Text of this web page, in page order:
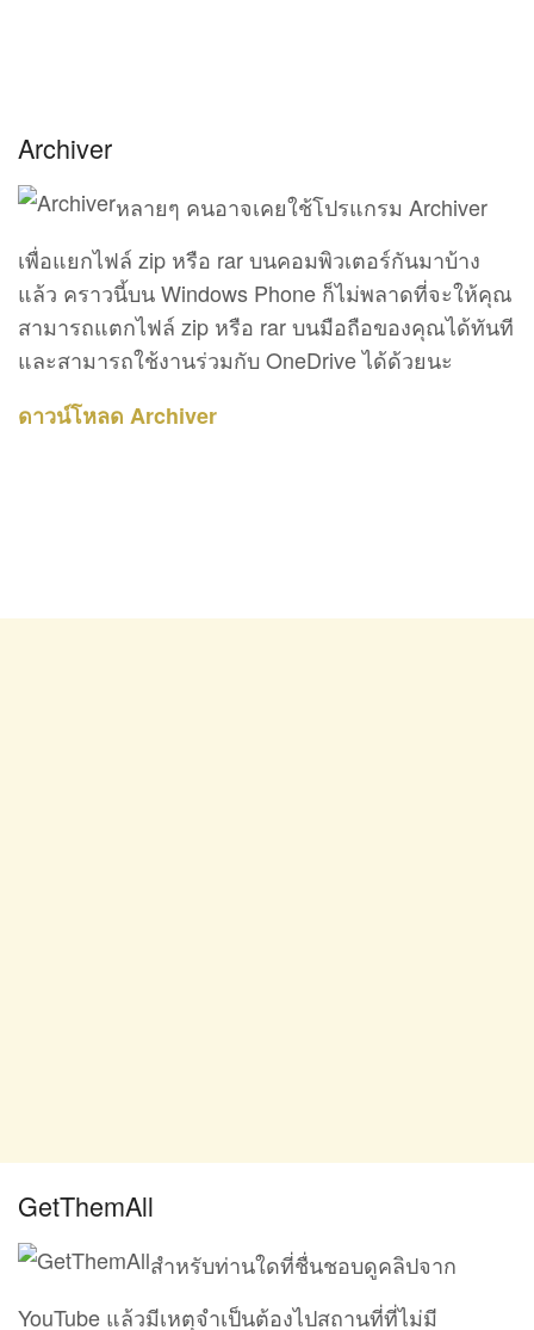
Archiver
หลายๆ คนอาจเคยใช้โปรแกรม Archiver
เพื่อแยกไฟล์ zip หรือ rar บนคอมพิวเตอร์กันมาบ้าง
แล้ว คราวนี้บน Windows Phone ก็ไม่พลาดที่จะให้คุณ
สามารถแตกไฟล์ zip หรือ rar บนมือถือของคุณได้ทันที
และสามารถใช้งานร่วมกับ OneDrive ได้ด้วยนะ
ดาวน์โหลด Archiver
GetThemAll
สำหรับท่านใดที่ชื่นชอบดูคลิปจาก
YouTube แล้วมีเหตุจำเป็นต้องไปสถานที่ที่ไม่มี